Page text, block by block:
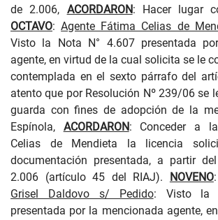
de 2.006, ACORDARON: Hacer lugar
OCTAVO:Agente Fátima Celias de
Visto la Nota N° 4.607 presentada
agente, en virtud de la cual solicita se le
contemplada en el sexto párrafo del
atento que por Resolución Nº 239/06 se
guarda con fines de adopción de la
Espínola, ACORDARON: Conceder a
Celias de Mendieta la licencia
documentación presentada, a partir
2.006 (artículo 45 del RIAJ). NOVENO
Grisel Daldovo s/ Pedido: Visto la
presentada por la mencionada agente,